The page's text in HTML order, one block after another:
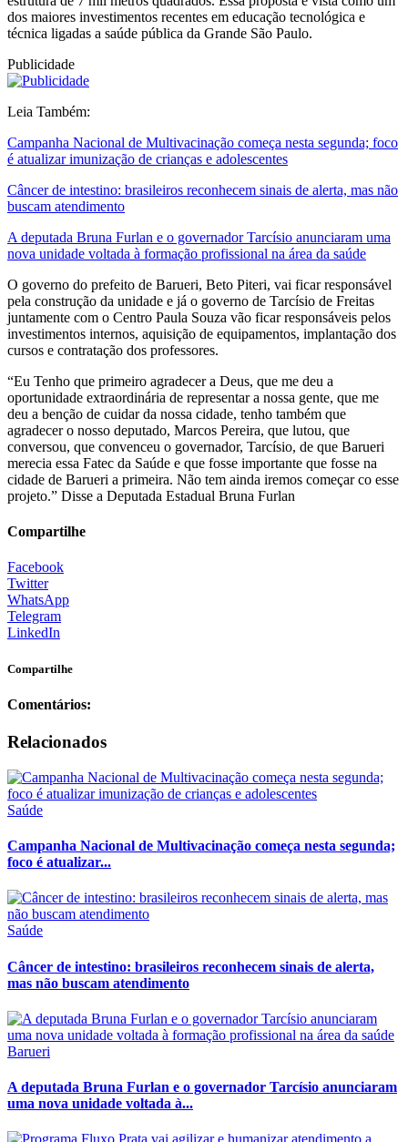
dos maiores investimentos recentes em educação tecnológica e
técnica ligadas a saúde pública da Grande São Paulo.
Publicidade
Leia Também:
Campanha Nacional de Multivacinação começa nesta segunda; foco
é atualizar imunização de crianças e adolescentes
Câncer de intestino: brasileiros reconhecem sinais de alerta, mas não
buscam atendimento
A deputada Bruna Furlan e o governador Tarcísio anunciaram uma
nova unidade voltada à formação profissional na área da saúde
O governo do prefeito de Barueri, Beto Piteri, vai ficar responsável
pela construção da unidade e já o governo de Tarcísio de Freitas
juntamente com o Centro Paula Souza vão ficar responsáveis pelos
investimentos internos, aquisição de equipamentos, implantação dos
cursos e contratação dos professores.
“Eu Tenho que primeiro agradecer a Deus, que me deu a
oportunidade extraordinária de representar a nossa gente, que me
deu a benção de cuidar da nossa cidade, tenho também que
agradecer o nosso deputado, Marcos Pereira, que lutou, que
conversou, que convenceu o governador, Tarcísio, de que Barueri
merecia essa Fatec da Saúde e que fosse importante que fosse na
cidade de Barueri a primeira. Não tem ainda iremos começar co esse
projeto.” Disse a Deputada Estadual Bruna Furlan
Compartilhe
Facebook
Twitter
WhatsApp
Telegram
LinkedIn
Compartilhe
Comentários:
Relacionados
Saúde
Campanha Nacional de Multivacinação começa nesta segunda;
foco é atualizar...
Saúde
Câncer de intestino: brasileiros reconhecem sinais de alerta,
mas não buscam atendimento
Barueri
A deputada Bruna Furlan e o governador Tarcísio anunciaram
uma nova unidade voltada à...